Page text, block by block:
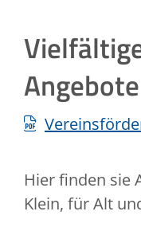
Angebote
Hier finden sie
Klein, für Alt